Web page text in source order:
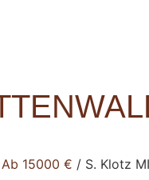
Ab 15000 € / S. Klotz